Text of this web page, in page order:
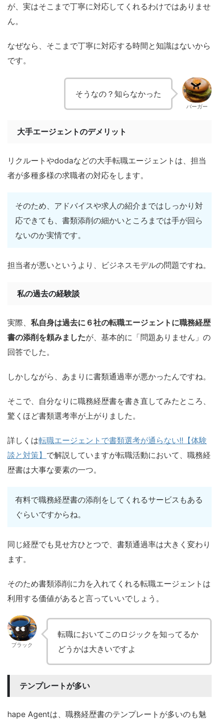
が、実はそこまで丁寧に対応してくれるわけではありませ
ん。
なぜなら、そこまで丁寧に対応する時間と知識はないから
です。
そうなの？知らなかった
バーガー
大手エージェントのデメリット
リクルートやdodaなどの大手転職エージェントは、担当
者が多種多様の求職者の対応をします。
そのため、アドバイスや求人の紹介まではしっかり対
応できても、書類添削の細かいところまでは手が回ら
ないのか実情です。
担当者が悪いというより、ビジネスモデルの問題ですね。
私の過去の経験談
実際、 私自身は過去に６社の転職エージェントに職務経歴
書の添削を頼みましたが、基本的に「問題ありません」の
回答でした。
しかしながら、あまりに書類通過率が悪かったんですね。
そこで、自分なりに職務経歴書を書き直してみたところ、
驚くほど書類選考率が上がりました。
詳しくは転職エージェントで書類選考が通らない!!【体験
談と対策】 で解説していますが転職活動において、職務経
歴書は大事な要素の一つ。
有料で職務経歴書の添削をしてくれるサービスもある
ぐらいですからね。
同じ経歴でも見せ方ひとつで、書類通過率は大きく変わり
ます。
そのため書類添削に力を入れてくれる転職エージェントは
利用する価値があると言っていいでしょう。
ブラック
転職においてこのロジックを知ってるか
どうかは大きいですよ
テンプレートが多い
hape Agentは、職務経歴書のテンプレートが多いのも魅